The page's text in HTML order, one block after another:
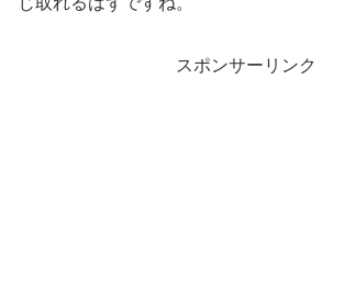
スポンサーリンク